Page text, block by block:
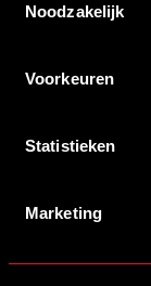
Noodzakelijk
Voorkeuren
Statistieken
Marketing